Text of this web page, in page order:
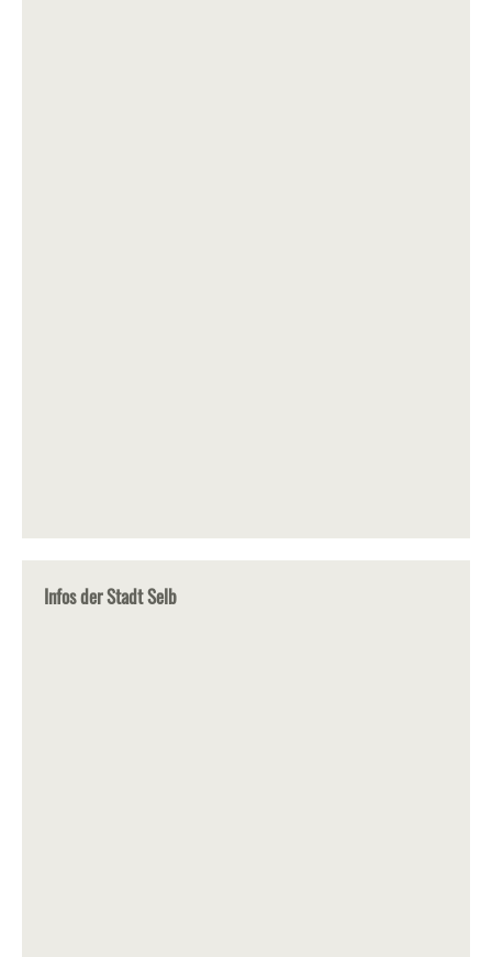
Infos der Stadt Selb